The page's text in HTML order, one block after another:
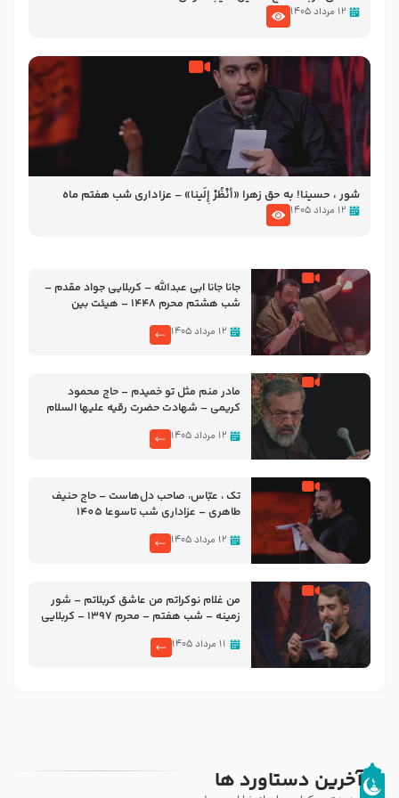
۱۲ مرداد ۱۴۰۵
شور ، حسینا! به‌ حق زهرا «أُنْظُرْ إِلَینا» – عزاداری شب هفتم ماه
محرّم 1405
۱۲ مرداد ۱۴۰۵
جانا جانا ابی عبدالله – کربلایی جواد مقدم –
شب هشتم محرم 1448 – هیئت بین
۱۲ مرداد ۱۴۰۵
مادر منم مثل تو خمیدم – حاج محمود
کریمی – شهادت حضرت رقیه علیها السلام
۱۲ مرداد ۱۴۰۵
تک ، عبّاس، صاحب دل‌هاست – حاج حنیف
طاهری – عزاداری شب تاسوعا 1405
۱۲ مرداد ۱۴۰۵
من غلام نوکراتم من عاشق کربلاتم – شور
زمینه – شب هفتم – محرم 1397 – کربلایی
۱۱ مرداد ۱۴۰۵
آخرین دستاورد ها